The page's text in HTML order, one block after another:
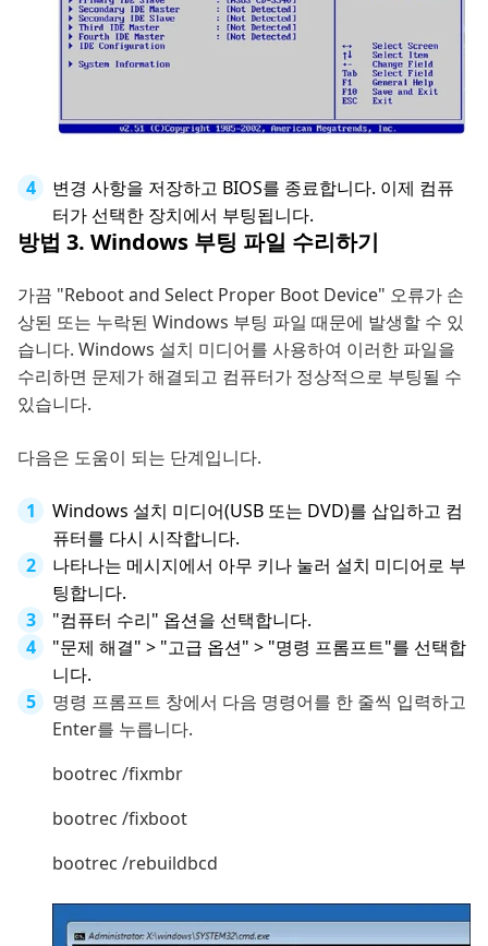
변경 사항을 저장하고 BIOS를 종료합니다. 이제 컴퓨
터가 선택한 장치에서 부팅됩니다.
방법 3. Windows 부팅 파일 수리하기
가끔 "Reboot and Select Proper Boot Device" 오류가 손
상된 또는 누락된 Windows 부팅 파일 때문에 발생할 수 있
습니다. Windows 설치 미디어를 사용하여 이러한 파일을
수리하면 문제가 해결되고 컴퓨터가 정상적으로 부팅될 수
있습니다.
다음은 도움이 되는 단계입니다.
Windows 설치 미디어(USB 또는 DVD)를 삽입하고 컴
퓨터를 다시 시작합니다.
나타나는 메시지에서 아무 키나 눌러 설치 미디어로 부
팅합니다.
"컴퓨터 수리" 옵션을 선택합니다.
"문제 해결" > "고급 옵션" > "명령 프롬프트"를 선택합
니다.
명령 프롬프트 창에서 다음 명령어를 한 줄씩 입력하고
Enter를 누릅니다.
bootrec /fixmbr
bootrec /fixboot
bootrec /rebuildbcd